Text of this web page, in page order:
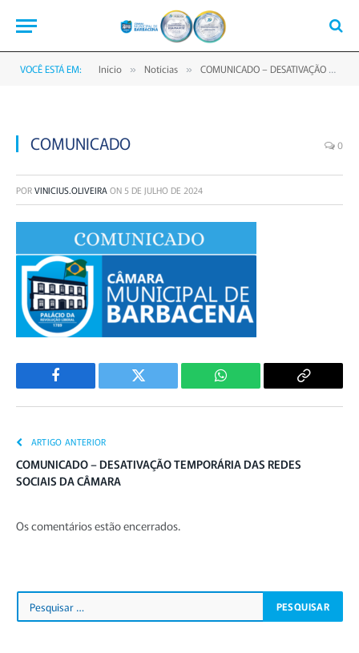
VOCÊ ESTÁ EM: Início » Notícias » COMUNICADO – DESATIVAÇÃO TEMPORÁRIA DAS REDES SOCIAIS DA CÂMARA
COMUNICADO 0
PORVINICIUS.OLIVEIRAON 5 DE JULHO DE 2024
Facebook Twitter WhatsApp
Copiar
ARTIGO ANTERIOR
COMUNICADO – DESATIVAÇÃO TEMPORÁRIA DAS REDES
SOCIAIS DA CÂMARA
Os comentários estão encerrados.